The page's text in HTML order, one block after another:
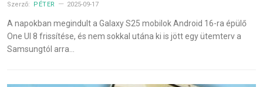
Szerző: PÉTER 2025-09-17
A napokban megindult a Galaxy S25 mobilok Android 16-ra épülő
One UI 8 frissítése, és nem sokkal utána ki is jött egy ütemterv a
Samsungtól arra…